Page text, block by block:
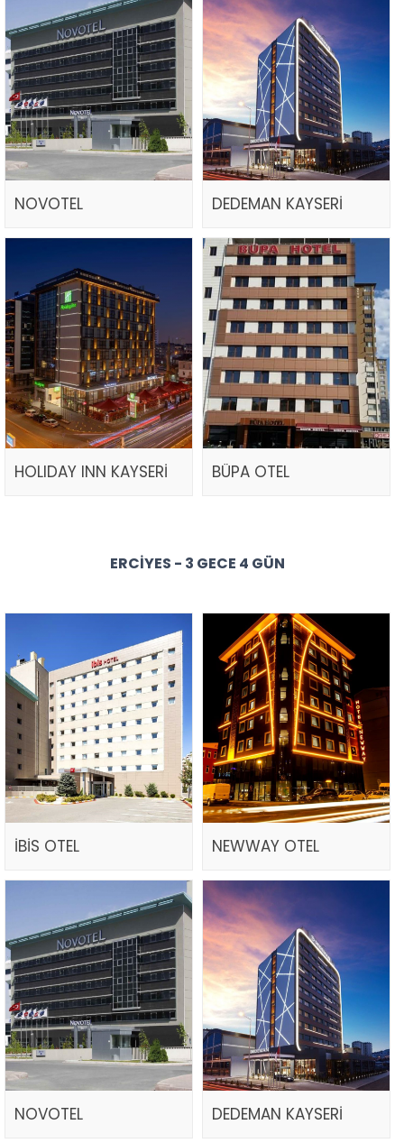
NOVOTEL DEDEMAN KAYSERİ
HOLIDAY INN KAYSERİ BÜPA OTEL
ERCIYES - 3 GECE 4 GÜN
İBİS OTEL NEWWAY OTEL
NOVOTEL DEDEMAN KAYSERİ